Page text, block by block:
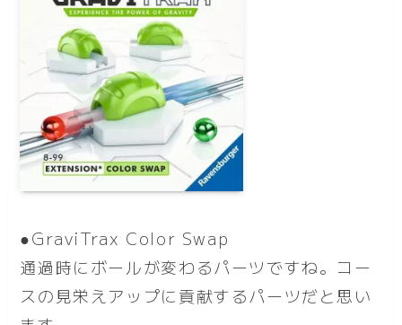
●GraviTrax Color Swap
通過時にボールが変わるパーツですね。コー
スの見栄えアップに貢献するパーツだと思い